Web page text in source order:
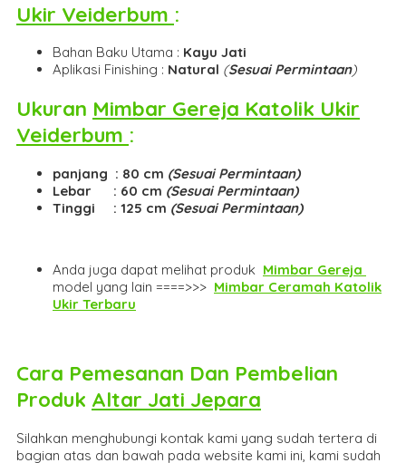
Ukir Veiderbum :
Bahan Baku Utama : Kayu Jati
Aplikasi Finishing : Natural (Sesuai Permintaan)
Ukuran Mimbar Gereja Katolik Ukir
Veiderbum :
panjang : 80 cm (Sesuai Permintaan)
Lebar : 60 cm (Sesuai Permintaan)
Tinggi : 125 cm (Sesuai Permintaan)
Anda juga dapat melihat produk Mimbar Gereja
model yang lain ====>>> Mimbar Ceramah Katolik
Ukir Terbaru
Cara Pemesanan Dan Pembelian
Produk Altar Jati Jepara
Silahkan menghubungi kontak kami yang sudah tertera di
bagian atas dan bawah pada website kami ini, kami sudah